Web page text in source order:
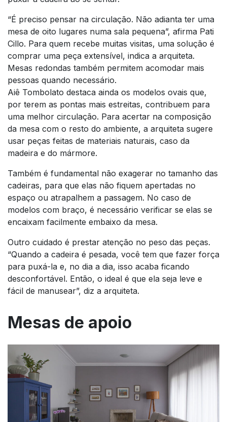
“É preciso pensar na circulação. Não adianta ter uma
mesa de oito lugares numa sala pequena”, afirma Pati
Cillo. Para quem recebe muitas visitas, uma solução é
comprar uma peça extensível, indica a arquiteta.
Mesas redondas também permitem acomodar mais
pessoas quando necessário.
Aiê Tombolato destaca ainda os modelos ovais que,
por terem as pontas mais estreitas, contribuem para
uma melhor circulação. Para acertar na composição
da mesa com o resto do ambiente, a arquiteta sugere
usar peças feitas de materiais naturais, caso da
madeira e do mármore.
Também é fundamental não exagerar no tamanho das
cadeiras, para que elas não fiquem apertadas no
espaço ou atrapalhem a passagem. No caso de
modelos com braço, é necessário verificar se elas se
encaixam facilmente embaixo da mesa.
Outro cuidado é prestar atenção no peso das peças.
“Quando a cadeira é pesada, você tem que fazer força
para puxá-la e, no dia a dia, isso acaba ficando
desconfortável. Então, o ideal é que ela seja leve e
fácil de manusear”, diz a arquiteta.
Mesas de apoio